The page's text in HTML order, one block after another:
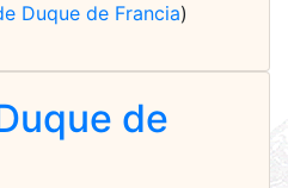
Duque de Francia)
de